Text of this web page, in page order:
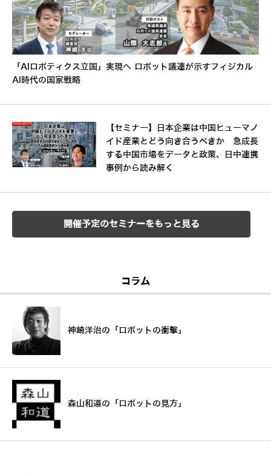
「AIロボティクス立国」実現へ ロボット議連が示すフィジカル
AI時代の国家戦略
【セミナー】日本企業は中国ヒューマノ
イド産業とどう向き合うべきか 急成長
する中国市場をデータと政策、日中連携
事例から読み解く
開催予定のセミナーをもっと見る
コラム
神崎洋治の「ロボットの衝撃」
森山和道の「ロボットの見方」